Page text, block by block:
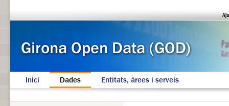
Inici Dades Entitats, àrees i serveis